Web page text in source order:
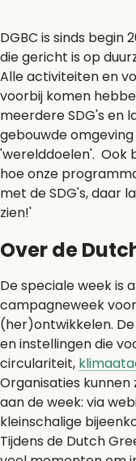
DGBC is sinds
die gericht is op
Alle activiteiten en
voorbij komen
meerdere SDG's en
gebouwde
'werelddoelen'. Ook
hoe onze
met de SDG's, daar
zien!'
Over de
De speciale week is
campagneweek voor
(her)ontwikkelen.
en instellingen die
circulariteit,
Organisaties
aan de week: via
kleinschalige
Tijdens de Dutch